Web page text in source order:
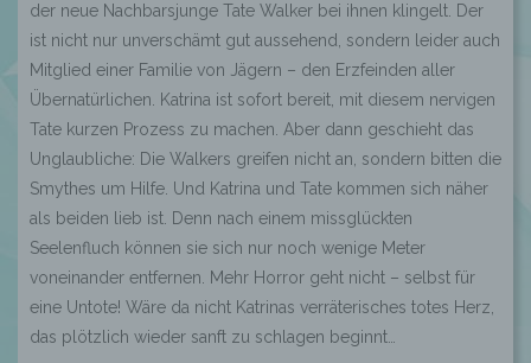
der neue Nachbarsjunge Tate Walker bei ihnen klingelt. Der
ist nicht nur unverschämt gut aussehend, sondern leider auch
Mitglied einer Familie von Jägern – den Erzfeinden aller
Übernatürlichen. Katrina ist sofort bereit, mit diesem nervigen
Tate kurzen Prozess zu machen. Aber dann geschieht das
Unglaubliche: Die Walkers greifen nicht an, sondern bitten die
Smythes um Hilfe. Und Katrina und Tate kommen sich näher
als beiden lieb ist. Denn nach einem missglückten
Seelenfluch können sie sich nur noch wenige Meter
voneinander entfernen. Mehr Horror geht nicht – selbst für
eine Untote! Wäre da nicht Katrinas verräterisches totes Herz,
das plötzlich wieder sanft zu schlagen beginnt…